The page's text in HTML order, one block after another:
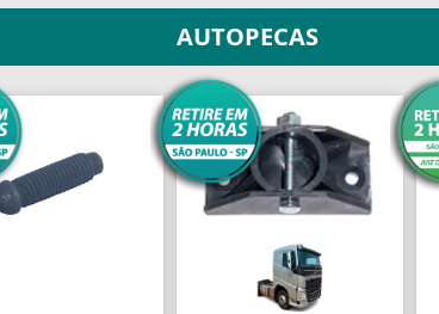
AUTOPECAS